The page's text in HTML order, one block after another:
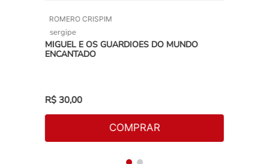
ROMERO CRISPIM
sergipe
MIGUEL E OS GUARDIOES DO MUNDO
ENCANTADO
R$ 30,00
COMPRAR